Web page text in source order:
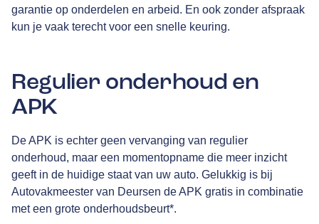
garantie op onderdelen en arbeid. En ook zonder afspraak
kun je vaak terecht voor een snelle keuring.
Regulier onderhoud en
APK
De APK is echter geen vervanging van regulier
onderhoud, maar een momentopname die meer inzicht
geeft in de huidige staat van uw auto. Gelukkig is bij
Autovakmeester van Deursen de APK gratis in combinatie
met een grote onderhoudsbeurt*.